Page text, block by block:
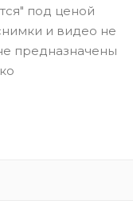
под ценой
и видео не
предназначены